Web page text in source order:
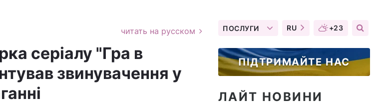
читать на русском
серіалу "Гра в
звинувачення у
ПОСЛУГИ RU +23
ПІДТРИМАЙТЕ НАС
ЛАЙТ НОВИНИ